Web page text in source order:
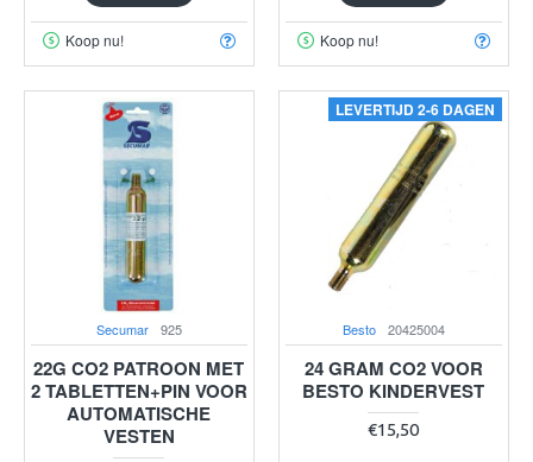
Koop nu! Koop nu!
Secumar 925
22G CO2 PATROON MET
2 TABLETTEN+PIN VOOR
AUTOMATISCHE
VESTEN
LEVERTIJD 2-6 DAGEN
Besto 20425004
24 GRAM CO2 VOOR
BESTO KINDERVEST
€15,50